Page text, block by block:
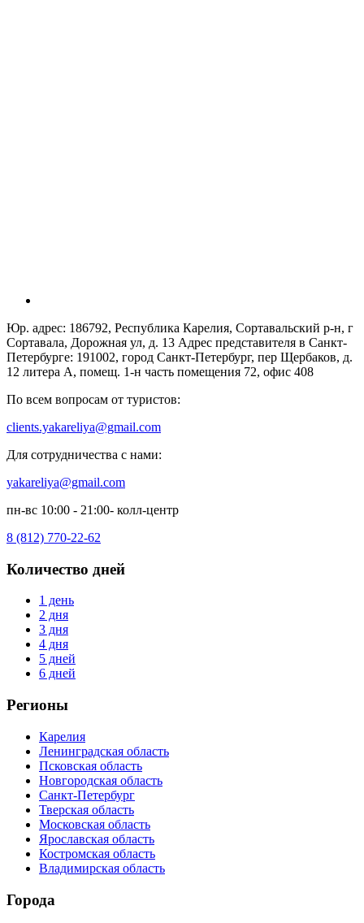
Юр. адрес: 186792, Республика Карелия, Сортавальский р-н, г
Сортавала, Дорожная ул, д. 13 Адрес представителя в Санкт-
Петербурге: 191002, город Санкт-Петербург, пер Щербаков, д.
12 литера А, помещ. 1-н часть помещения 72, офис 408
По всем вопросам от туристов:
clients.yakareliya@gmail.com
Для сотрудничества с нами:
yakareliya@gmail.com
пн-вс 10:00 - 21:00- колл-центр
8 (812) 770-22-62
Количество дней
1 день
2 дня
3 дня
4 дня
5 дней
6 дней
Регионы
Карелия
Ленинградская область
Псковская область
Новгородская область
Санкт-Петербург
Тверская область
Московская область
Ярославская область
Костромская область
Владимирская область
Города